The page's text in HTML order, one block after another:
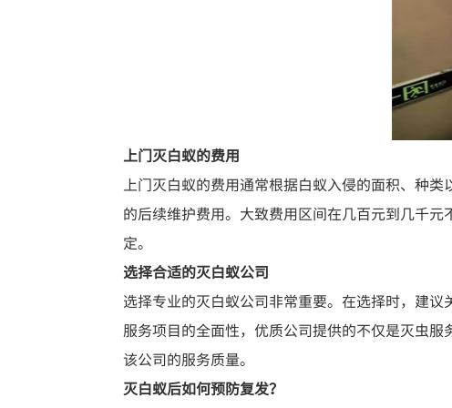
上门灭白蚁的费用
上门灭白蚁的费用通常根据白蚁入侵的面积、种
的后续维护费用。大致费用区间在几百元到几千
定。
选择合适的灭白蚁公司
选择专业的灭白蚁公司非常重要。在选择时，建
服务项目的全面性，优质公司提供的不仅是灭虫
该公司的服务质量。
灭白蚁后如何预防复发？